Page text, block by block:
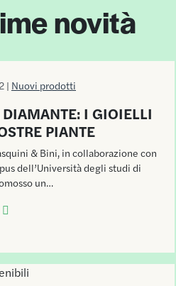
novità
| Nuovi prodotti
DIAMANTE: I GIOIELLI
PIANTE
& Bini, in collaborazione con
dell’Università degli studi di
un…